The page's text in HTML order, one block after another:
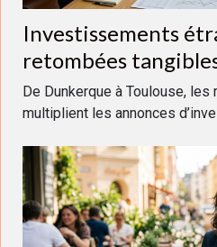
Investissements
retombées
régions ?
De Dunkerque à Toulouse,
multiplient les annonces